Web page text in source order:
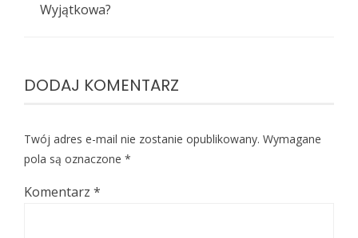
Wyjątkowa?
DODAJ KOMENTARZ
Twój adres e-mail nie zostanie opublikowany. Wymagane
pola są oznaczone *
Komentarz *